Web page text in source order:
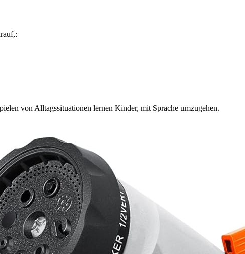
von Alltagssituationen lernen Kinder, mit Sprache umzugehen.